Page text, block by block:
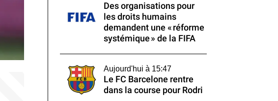
Des organisations pour
les droits humains
demandent une « réforme
systémique » de la FIFA
Aujourd'hui à 15:47
Le FC Barcelone rentre
dans la course pour Rodri